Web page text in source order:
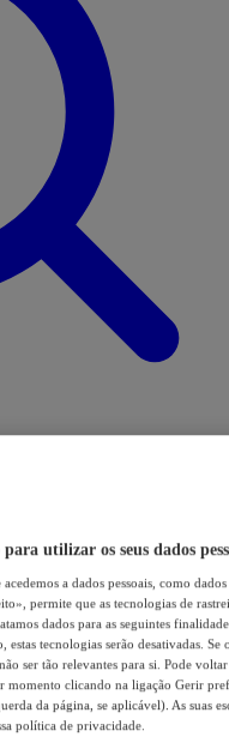
A BOLA SUGEREBarba
utilizar os seus dados
acedemos a dados pessoais, como
permite que as tecnologias de
dados para as seguintes
tecnologias serão desativadas. Se
ser tão relevantes para si. Pode voltar
momento clicando na ligação Gerir
da página, se aplicável). As suas
política de privacidade.